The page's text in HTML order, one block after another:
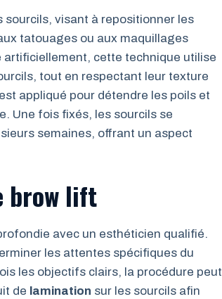
sourcils, visant à repositionner les
tatouages ou aux maquillages
cette technique utilise
tout en respectant leur texture
appliqué pour détendre les poils et
Une fois fixés, les sourcils se
semaines, offrant un aspect
brow lift
avec un esthéticien qualifié.
les attentes spécifiques du
les objectifs clairs, la procédure peut
de lamination sur les sourcils afin